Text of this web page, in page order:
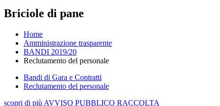
Briciole di pane
Home
Amministrazione trasparente
BANDI 2019/20
Reclutamento del personale
Bandi di Gara e Contratti
Reclutamento del personale
scopri di più AVVISO PUBBLICO RACCOLTA